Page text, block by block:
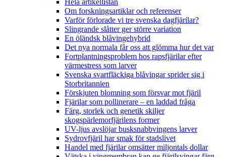
Om forskningsartiklar och referenser
Varför förlorade vi tre svenska dagfjärilar?
Slingrande slåtter ger större variation
En öländsk blåvingehybrid
Det nya normala får oss att glömma hur det var
Fortplantningsproblem hos rapsfjärilar efter
värmestress som larver
Svenska svartfläckiga blåvingar sprider sig i
Storbritannien
Förskjuten blomning som försvar mot fjäril
Fjärilar som pollinerare – en laddad fråga
Färg, storlek och genetik skiljer
skogspärlemorfjärilens former
UV-ljus avslöjar busksnabbvingens larver
Sydrovfjäril har smak för stadslivet
Handel med fjärilar omsätter miljontals dollar